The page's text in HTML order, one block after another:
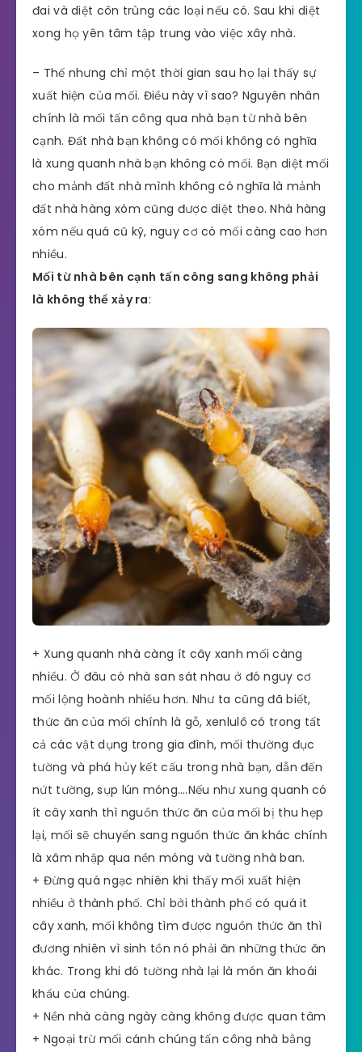
đai và diệt côn trùng các loại nếu có. Sau khi diệt
xong họ yên tâm tập trung vào việc xây nhà.
– Thế nhưng chỉ một thời gian sau họ lại thấy sự
xuất hiện của mối. Điều này vì sao? Nguyên nhân
chính là mối tấn công qua nhà bạn từ nhà bên
cạnh. Đất nhà bạn không có mối không có nghĩa
là xung quanh nhà bạn không có mối. Bạn diệt mối
cho mảnh đất nhà mình không có nghĩa là mảnh
đất nhà hàng xóm cũng được diệt theo. Nhà hàng
xóm nếu quá cũ kỹ, nguy cơ có mối càng cao hơn
nhiều.
Mối từ nhà bên cạnh tấn công sang không phải
là không thể xảy ra:
+ Xung quanh nhà càng ít cây xanh mối càng
nhiều. Ở đâu có nhà san sát nhau ở đó nguy cơ
mối lộng hoành nhiều hơn. Như ta cũng đã biết,
thức ăn của mối chính là gỗ, xenlulô có trong tất
cả các vật dụng trong gia đình, mối thường đục
tường và phá hủy kết cấu trong nhà bạn, dẫn đến
nứt tường, sụp lún móng….Nếu như xung quanh có
ít cây xanh thì nguồn thức ăn của mối bị thu hẹp
lại, mối sẽ chuyển sang nguồn thức ăn khác chính
là xâm nhập qua nền móng và tường nhà ban.
+ Đừng quá ngạc nhiên khi thấy mối xuất hiện
nhiều ở thành phố. Chỉ bởi thành phố có quá it
cây xanh, mối không tìm được nguồn thức ăn thì
đương nhiên vì sinh tồn nó phải ăn những thức ăn
khác. Trong khi đó tường nhà lại là món ăn khoái
khẩu của chúng.
+ Nền nhà càng ngày càng không được quan tâm
+ Ngoại trừ mối cánh chúng tấn công nhà bằng